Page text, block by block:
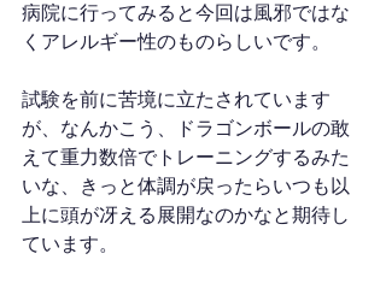
病院に行ってみると今回は風邪ではな
くアレルギー性のものらしいです。
試験を前に苦境に立たされています
が、なんかこう、ドラゴンボールの敢
えて重力数倍でトレーニングするみた
いな、きっと体調が戻ったらいつも以
上に頭が冴える展開なのかなと期待し
ています。